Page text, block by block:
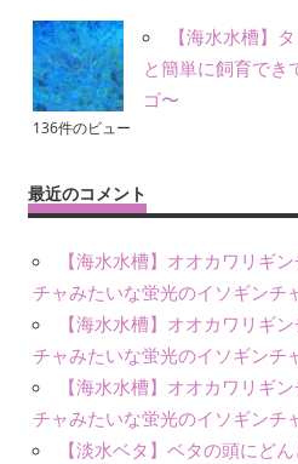
【海水水槽】
と簡単に飼育でき
ゴ〜
136件のビュー
最近のコメント
【海水水槽】オオカワリギ
チャみたいな蛍光のイソギンチ
【海水水槽】オオカワリギ
チャみたいな蛍光のイソギンチ
【海水水槽】オオカワリギ
チャみたいな蛍光のイソギンチ
【淡水ベタ】ベタの頭にど